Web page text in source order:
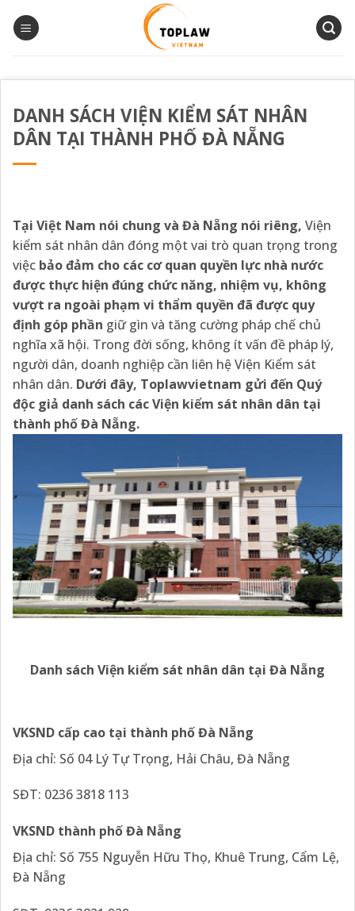
qua
DANH SÁCH VIỆN KIỂM SÁT NHÂN
DÂN TẠI THÀNH PHỐ ĐÀ NẴNG
Tại Việt Nam nói chung và Đà Nẵng nói riêng, Viện
kiểm sát nhân dân đóng một vai trò quan trọng trong
việc bảo đảm cho các cơ quan quyền lực nhà nước
được thực hiện đúng chức năng, nhiệm vụ, không
vượt ra ngoài phạm vi thẩm quyền đã được quy
định góp phần giữ gìn và tăng cường pháp chế chủ
nghĩa xã hội. Trong đời sống, không ít vấn đề pháp lý,
người dân, doanh nghiệp cần liên hệ Viện Kiểm sát
nhân dân. Dưới đây, Toplawvietnam gửi đến Quý
độc giả danh sách các Viện kiểm sát nhân dân tại
thành phố Đà Nẵng.
Danh sách Viện kiểm sát nhân dân tại Đà Nẵng
VKSND cấp cao tại thành phố Đà Nẵng
Địa chỉ: Số 04 Lý Tự Trọng, Hải Châu, Đà Nẵng
SĐT: 0236 3818 113
VKSND thành phố Đà Nẵng
Địa chỉ: Số 755 Nguyễn Hữu Thọ, Khuê Trung, Cẩm Lệ,
Đà Nẵng